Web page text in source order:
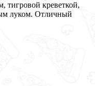
тигровой креветкой,
луком. Отличный